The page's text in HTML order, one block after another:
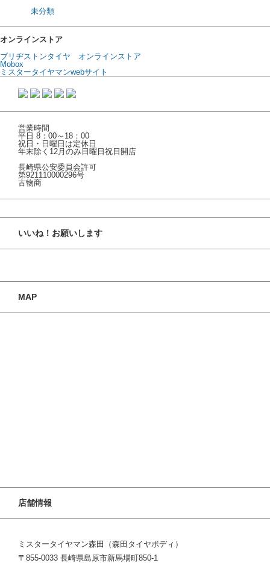
未分類
オンラインストア
ブリヂストンタイヤ オンラインストア
Mobox
ミスタータイヤマンwebサイト
営業時間
平日 8：00～18：00
祝日・日曜日は定休日
年末除く12月のみ日曜日祝日開店
長崎県公安委員会許可
第921110000296号
古物商
いいね！お願いします
MAP
店舗情報
ミスタータイヤマン森田（森田タイヤボディ）
〒855-0033 長崎県島原市新馬場町850-1